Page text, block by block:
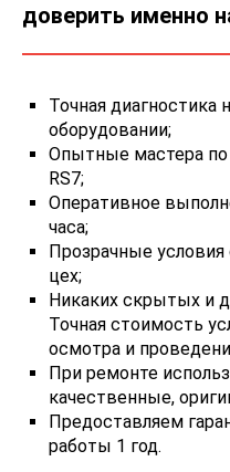
доверить именно
Точная диагностика
оборудовании;
Опытные мастера
RS7;
Оперативное
часа;
Прозрачные
цех;
Никаких скрытых и
Точная стоимость
осмотра и
При ремонте
качественные,
Предоставляем
работы 1 год.